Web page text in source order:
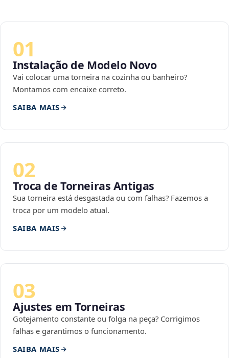
01
Instalação de Modelo Novo
Vai colocar uma torneira na cozinha ou banheiro?
Montamos com encaixe correto.
SAIBA MAIS
02
Troca de Torneiras Antigas
Sua torneira está desgastada ou com falhas? Fazemos a
troca por um modelo atual.
SAIBA MAIS
03
Ajustes em Torneiras
Gotejamento constante ou folga na peça? Corrigimos
falhas e garantimos o funcionamento.
SAIBA MAIS